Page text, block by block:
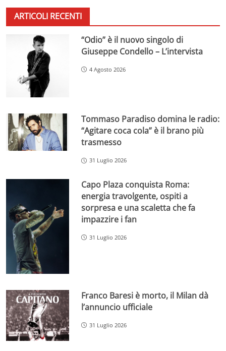
ARTICOLI RECENTI
“Odio” è il nuovo singolo di
Giuseppe Condello – L’intervista
4 Agosto 2026
Tommaso Paradiso domina le radio:
“Agitare coca cola” è il brano più
trasmesso
31 Luglio 2026
Capo Plaza conquista Roma:
energia travolgente, ospiti a
sorpresa e una scaletta che fa
impazzire i fan
31 Luglio 2026
Franco Baresi è morto, il Milan dà
l’annuncio ufficiale
31 Luglio 2026